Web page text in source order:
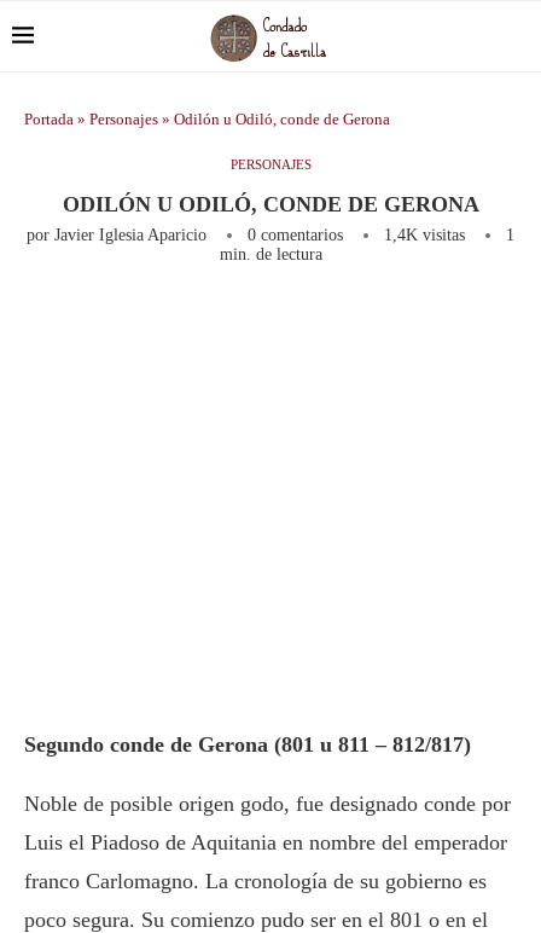
Portada » Personajes » Odilón u Odiló, conde de Gerona
PERSONAJES
ODILÓN U ODILÓ, CONDE DE GERONA
por Javier Iglesia Aparicio 0 comentarios 1,4K visitas
1
min. de lectura
Segundo conde de Gerona (801 u 811 – 812/817)
Noble de posible origen godo, fue designado conde por
Luis el Piadoso de Aquitania en nombre del emperador
franco Carlomagno. La cronología de su gobierno es
poco segura. Su comienzo pudo ser en el 801 o en el